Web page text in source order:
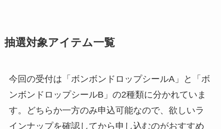
抽選対象アイテム一覧
今回の受付は「ボンボンドロップシールA」と「ボ
ンボンドロップシールB」の2種類に分かれていま
す。どちらか一方のみ申込可能なので、欲しいラ
インナップを確認してから申し込むのがおすすめ